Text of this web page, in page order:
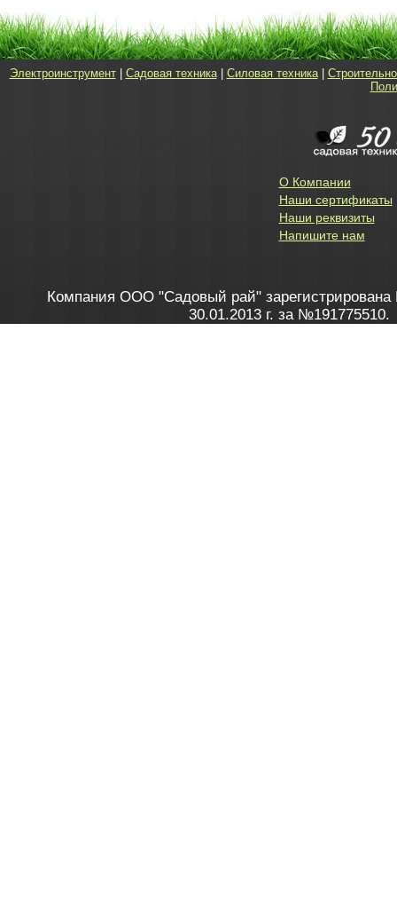
Электроинструмент| Садовая техника| Силовая техника|
О Компании
Наши сертификаты
Наши реквизиты
Напишите нам
Компания ООО "Садовый рай" зарегистрирована
30.01.2013 г. за №191775510.